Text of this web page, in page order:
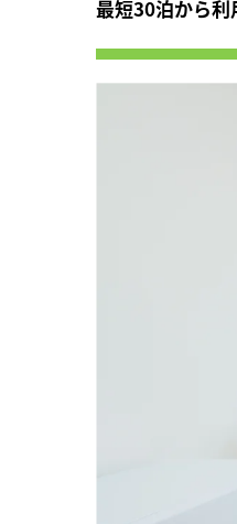
最短30泊から